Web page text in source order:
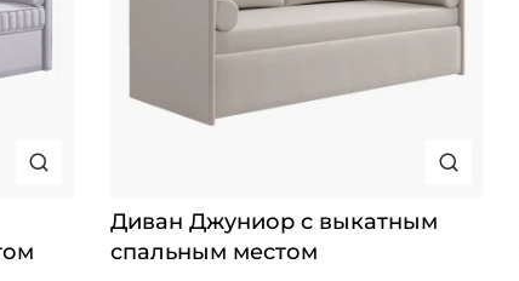
Диван Джуниор с выкатным
спальным местом